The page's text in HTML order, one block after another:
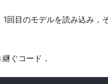
1回目のモデルを読み込み，
ぐコード．